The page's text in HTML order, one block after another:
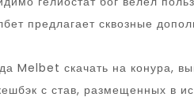
предлагает сквозные
Melbet скачать на конура,
с став, размещенных в